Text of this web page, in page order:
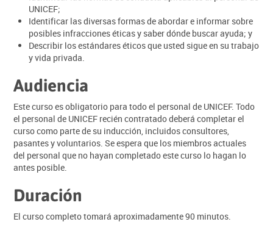
UNICEF;
Identificar las diversas formas de abordar e informar sobre
posibles infracciones éticas y saber dónde buscar ayuda; y
Describir los estándares éticos que usted sigue en su trabajo
y vida privada.
Audiencia
Este curso es obligatorio para todo el personal de UNICEF. Todo
el personal de UNICEF recién contratado deberá completar el
curso como parte de su inducción, incluidos consultores,
pasantes y voluntarios. Se espera que los miembros actuales
del personal que no hayan completado este curso lo hagan lo
antes posible.
Duración
El curso completo tomará aproximadamente 90 minutos.